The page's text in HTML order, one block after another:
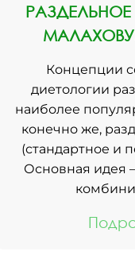
Концепции
диетологии
наиболее
конечно же,
(стандартное и
Основная идея